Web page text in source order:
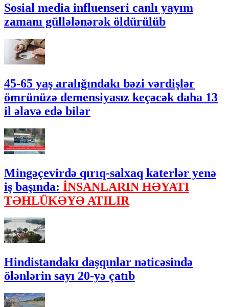
Sosial media influenseri canlı yayım
zamanı güllələnərək öldürülüb
45-65 yaş aralığındakı bəzi vərdişlər
ömrünüzə demensiyasız keçəcək daha 13
il əlavə edə bilər
Mingəçevirdə qırıq-salxaq katerlər yenə
iş başında: İNSANLARIN HƏYATI
TƏHLÜKƏYƏ ATILIR
Hindistandakı daşqınlar nəticəsində
ölənlərin sayı 20-yə çatıb